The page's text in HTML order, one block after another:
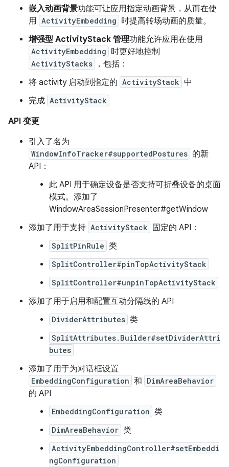
嵌入动画背景功能可让应用指定动画背景，从而在使
用 ActivityEmbedding 时提高转场动画的质量。
增强型 ActivityStack 管理功能允许应用在使用
ActivityEmbedding 时更好地控制
ActivityStacks
，包括：
将 activity 启动到指定的 ActivityStack 中
完成 ActivityStack
API 变更
引入了名为
WindowInfoTracker#supportedPostures 的新
API：
此 API 用于确定设备是否支持可折叠设备的桌面
模式。添加了
WindowAreaSessionPresenter#getWindow
添加了用于支持 ActivityStack 固定的 API：
SplitPinRule 类
SplitController#pinTopActivityStack
SplitController#unpinTopActivityStack
添加了用于启用和配置互动分隔线的 API
DividerAttributes 类
SplitAttributes.Builder#setDividerAttri
butes
添加了用于为对话框设置
EmbeddingConfiguration 和 DimAreaBehavior
的 API
EmbeddingConfiguration 类
DimAreaBehavior 类
ActivityEmbeddingController#setEmbeddi
ngConfiguration